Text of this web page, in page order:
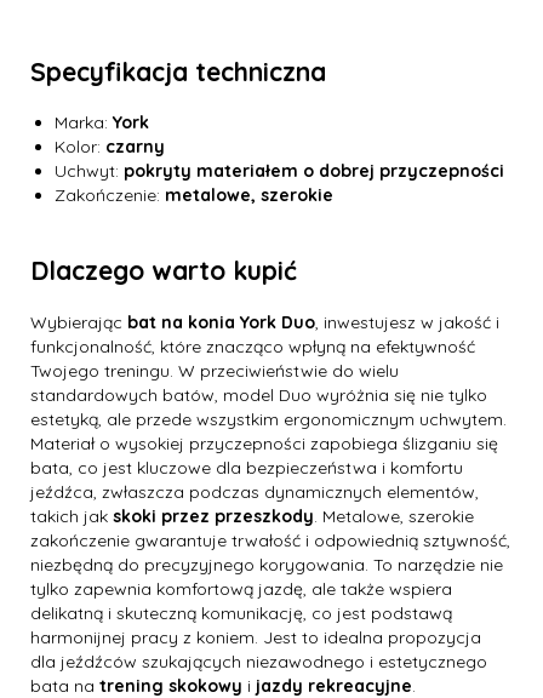
Specyfikacja techniczna
Marka: York
Kolor: czarny
Uchwyt: pokryty materiałem o dobrej przyczepności
Zakończenie: metalowe, szerokie
Dlaczego warto kupić
Wybierając bat na konia York Duo, inwestujesz w jakość i
funkcjonalność, które znacząco wpłyną na efektywność
Twojego treningu. W przeciwieństwie do wielu
standardowych batów, model Duo wyróżnia się nie tylko
estetyką, ale przede wszystkim ergonomicznym uchwytem.
Materiał o wysokiej przyczepności zapobiega ślizganiu się
bata, co jest kluczowe dla bezpieczeństwa i komfortu
jeźdźca, zwłaszcza podczas dynamicznych elementów,
takich jak skoki przez przeszkody. Metalowe, szerokie
zakończenie gwarantuje trwałość i odpowiednią sztywność,
niezbędną do precyzyjnego korygowania. To narzędzie nie
tylko zapewnia komfortową jazdę, ale także wspiera
delikatną i skuteczną komunikację, co jest podstawą
harmonijnej pracy z koniem. Jest to idealna propozycja
dla jeźdźców szukających niezawodnego i estetycznego
bata na trening skokowy i jazdy rekreacyjne.